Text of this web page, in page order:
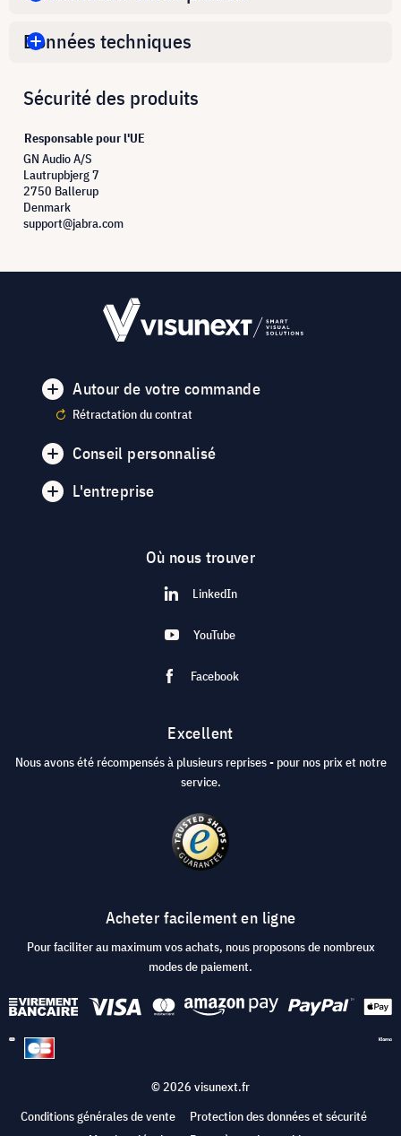
Données techniques
Sécurité des produits
Responsable pour l'UE
GN Audio A/S
Lautrupbjerg 7
2750 Ballerup
Denmark
support@jabra.com
Autour de votre commande
Rétractation du contrat
Conseil personnalisé
L'entreprise
Où nous trouver
LinkedIn
YouTube
Facebook
Excellent
Nous avons été récompensés à plusieurs reprises - pour nos prix et notre
service.
Acheter facilement en ligne
Pour faciliter au maximum vos achats, nous proposons de nombreux
modes de paiement.
© 2026 visunext.fr
Conditions générales de vente
Protection des données et sécurité